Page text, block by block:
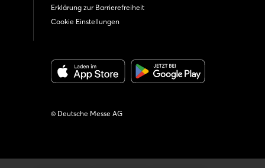
Erklärung zur Barrierefreiheit
Cookie Einstellungen
© Deutsche Messe AG